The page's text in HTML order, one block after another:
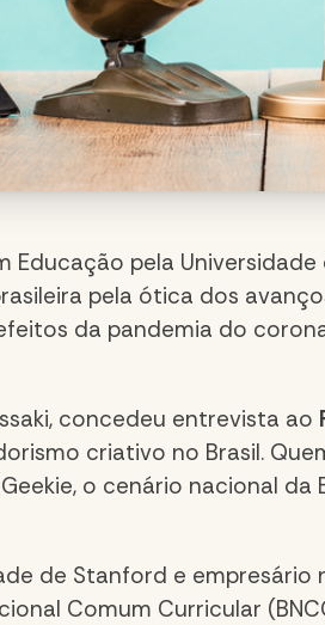
pela
pela ótica dos
da pandemia do
concedeu entrevista ao
criativo no Brasil.
o cenário nacional
de Stanford e
Comum Curricular